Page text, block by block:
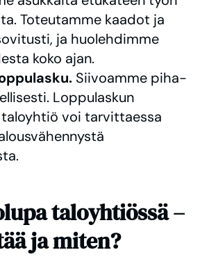
Toteutamme kaadot ja
ja huolehdimme
koko ajan.
Siivoamme piha-
Loppulaskun
voi tarvittaessa
taloyhtiössä –
ja miten?